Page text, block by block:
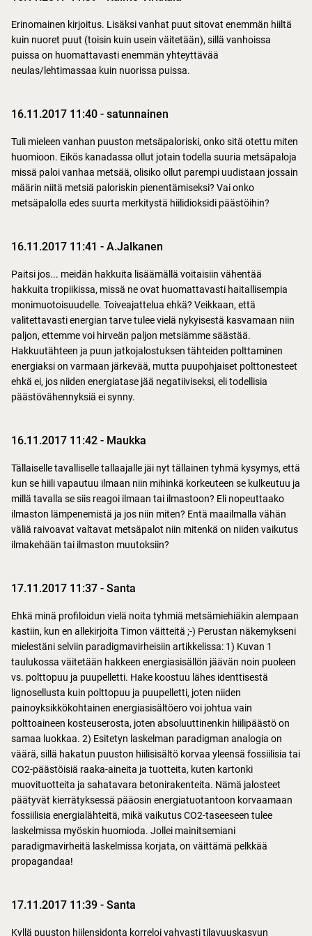
Erinomainen kirjoitus. Lisäksi vanhat puut sitovat enemmän hiiltä
kuin nuoret puut (toisin kuin usein väitetään), sillä vanhoissa
puissa on huomattavasti enemmän yhteyttävää
neulas/lehtimassaa kuin nuorissa puissa.
16.11.2017 11:40 - satunnainen
Tuli mieleen vanhan puuston metsäpaloriski, onko sitä otettu miten
huomioon. Eikös kanadassa ollut jotain todella suuria metsäpaloja
missä paloi vanhaa metsää, olisiko ollut parempi uudistaan jossain
määrin niitä metsiä paloriskin pienentämiseksi? Vai onko
metsäpalolla edes suurta merkitystä hiilidioksidi päästöihin?
16.11.2017 11:41 - A.Jalkanen
Paitsi jos... meidän hakkuita lisäämällä voitaisiin vähentää
hakkuita tropiikissa, missä ne ovat huomattavasti haitallisempia
monimuotoisuudelle. Toiveajattelua ehkä? Veikkaan, että
valitettavasti energian tarve tulee vielä nykyisestä kasvamaan niin
paljon, ettemme voi hirveän paljon metsiämme säästää.
Hakkuutähteen ja puun jatkojalostuksen tähteiden polttaminen
energiaksi on varmaan järkevää, mutta puupohjaiset polttonesteet
ehkä ei, jos niiden energiatase jää negatiiviseksi, eli todellisia
päästövähennyksiä ei synny.
16.11.2017 11:42 - Maukka
Tällaiselle tavalliselle tallaajalle jäi nyt tällainen tyhmä kysymys, että
kun se hiili vapautuu ilmaan niin mihinkä korkeuteen se kulkeutuu ja
millä tavalla se siis reagoi ilmaan tai ilmastoon? Eli nopeuttaako
ilmaston lämpenemistä ja jos niin miten? Entä maailmalla vähän
väliä raivoavat valtavat metsäpalot niin mitenkä on niiden vaikutus
ilmakehään tai ilmaston muutoksiin?
17.11.2017 11:37 - Santa
Ehkä minä profiloidun vielä noita tyhmiä metsämiehiäkin alempaan
kastiin, kun en allekirjoita Timon väitteitä ;-) Perustan näkemykseni
mielestäni selviin paradigmavirheisiin artikkelissa: 1) Kuvan 1
taulukossa väitetään hakkeen energiasisällön jäävän noin puoleen
vs. polttopuu ja puupelletti. Hake koostuu lähes identtisestä
lignosellusta kuin polttopuu ja puupelletti, joten niiden
painoyksikkökohtainen energiasisältöero voi johtua vain
polttoaineen kosteuserosta, joten absoluuttinenkin hiilipäästö on
samaa luokkaa. 2) Esitetyn laskelman paradigman analogia on
väärä, sillä hakatun puuston hiilisisältö korvaa yleensä fossiilisia tai
CO2-päästöisiä raaka-aineita ja tuotteita, kuten kartonki
muovituotteita ja sahatavara betonirakenteita. Nämä jalosteet
päätyvät kierrätyksessä pääosin energiatuotantoon korvaamaan
fossiilisia energialähteitä, mikä vaikutus CO2-taseeseen tulee
laskelmissa myöskin huomioda. Jollei mainitsemiani
paradigmavirheitä laskelmissa korjata, on väittämä pelkkää
propagandaa!
17.11.2017 11:39 - Santa
Kyllä puuston hiilensidonta korreloi vahvasti tilavuuskasvun